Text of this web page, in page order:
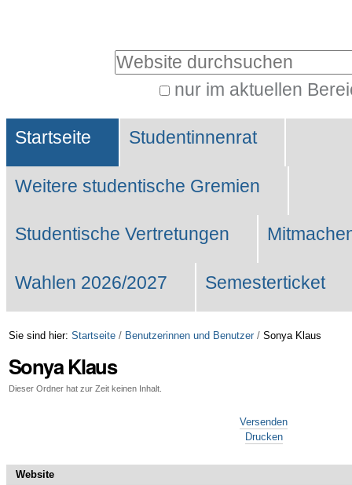
Website durchsuchen
nur im aktuellen
Suche…
Sektionen
Startseite Studentinnenrat
Weitere studentische Gremien
Studentische Vertretungen
Wahlen 2026/2027 Semesterticket
Sie sind hier: Startseite / Benutzerinnen und Benutzer / Sonya Klaus
Sonya Klaus
Dieser Ordner hat zur Zeit keinen Inhalt.
Versenden
Drucken
Website